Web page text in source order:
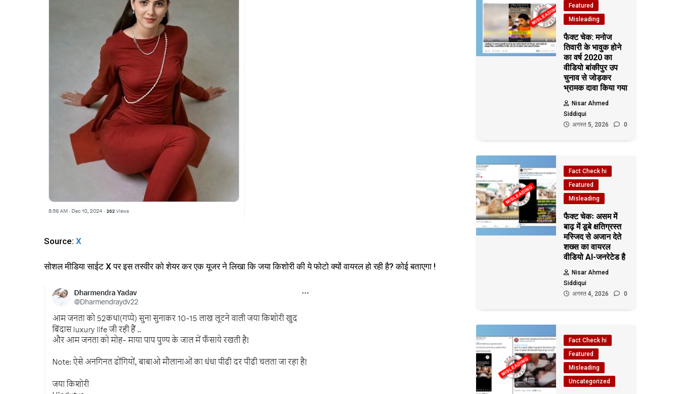
Source: X
सोशल मीडिया साईट X पर इस तस्वीर को शेयर कर एक यूजर ने लिखा कि जया किशोरी की ये फोटो क्यों वायरल हो रही है? कोई बताएगा !
Featured
Misleading
फैक्ट चेक: मनोज
तिवारी के भावुक होने
का वर्ष 2020 का
वीडियो बांकीपुर उप
चुनाव से जोड़कर
भ्रामक दावा किया गया
Nisar Ahmed
Siddiqui
अगस्त 5, 2026
0
Fact Check hi
Featured
Misleading
फैक्ट चेकः असम में
बाढ़ में डूबे क्षतिग्रस्त
मस्जिद से अजान देते
शख्स का वायरल
वीडियो AI-जनरेटेड है
Nisar Ahmed
Siddiqui
अगस्त 4, 2026
0
Fact Check hi
Featured
Misleading
Uncategorized